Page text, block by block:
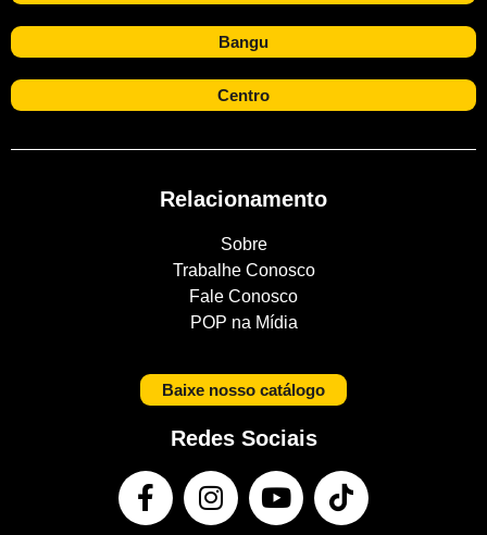
Bangu
Centro
Relacionamento
Sobre
Trabalhe Conosco
Fale Conosco
POP na Mídia
Baixe nosso catálogo
Redes Sociais